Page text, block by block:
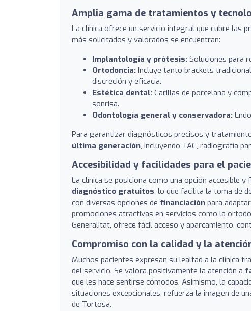
Amplia gama de tratamientos y
La clínica ofrece un servicio integral que cubre las
más solicitados y valorados se encuentran:
Implantología y prótesis: Soluciones para
Ortodoncia: Incluye tanto brackets
discreción y eficacia.
Estética dental: Carillas de porcelana y
sonrisa.
Odontología general y conservadora:
Para garantizar diagnósticos precisos y
última generación, incluyendo TAC, radiografía
Accesibilidad y facilidades para el
La clínica se posiciona como una opción accesible
diagnóstico gratuitos, lo que facilita la toma de
con diversas opciones de financiación para
promociones atractivas en servicios como la
Generalitat, ofrece fácil acceso y aparcamiento,
Compromiso con la calidad y la
Muchos pacientes expresan su lealtad a la clínica
del servicio. Se valora positivamente la atención a
que les hace sentirse cómodos. Asimismo, la
situaciones excepcionales, refuerza la imagen de
de Tortosa.